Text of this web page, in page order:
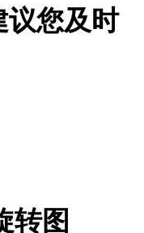
议您及时